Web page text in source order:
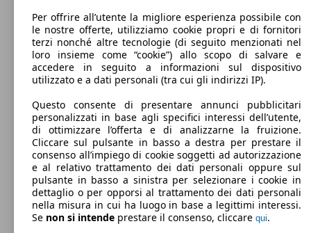
GPL
Carburante
111 g/km
Emissioni di CO2 (combinato)*
Ø 6.9 l/100km
Per offrire all’utente la migliore esperienza possibile con
le nostre offerte, utilizziamo cookie propri e di fornitori
terzi nonché altre tecnologie (di seguito menzionati nel
loro insieme come “cookie”) allo scopo di salvare e
accedere in seguito a informazioni sul dispositivo
utilizzato e a dati personali (tra cui gli indirizzi IP).
Questo consente di presentare annunci pubblicitari
personalizzati in base agli specifici interessi dell’utente,
di ottimizzare l’offerta e di analizzarne la fruizione.
Cliccare sul pulsante in basso a destra per prestare il
consenso all’impiego di cookie soggetti ad autorizzazione
e al relativo trattamento dei dati personali oppure sul
pulsante in basso a sinistra per selezionare i cookie in
dettaglio o per opporsi al trattamento dei dati personali
nella misura in cui ha luogo in base a legittimi interessi.
Se non si intende prestare il consenso, cliccare qui.